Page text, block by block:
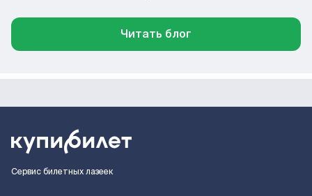
Читать блог
Сервис билетных лазеек